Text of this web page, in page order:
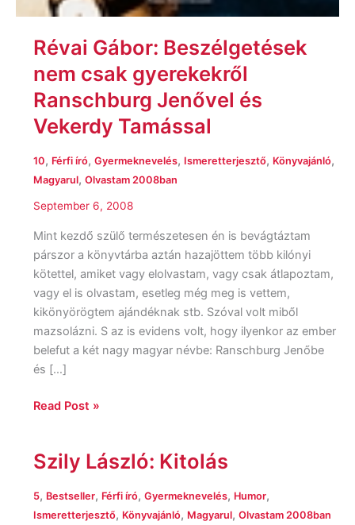
Révai Gábor: Beszélgetések
nem csak gyerekekről
Ranschburg Jenővel és
Vekerdy Tamással
10, Férfi író, Gyermeknevelés, Ismeretterjesztő, Könyvajánló,
Magyarul, Olvastam 2008ban
September 6, 2008
Mint kezdő szülő természetesen én is bevágtáztam
párszor a könyvtárba aztán hazajöttem több kilónyi
kötettel, amiket vagy elolvastam, vagy csak átlapoztam,
vagy el is olvastam, esetleg még meg is vettem,
kikönyörögtem ajándéknak stb. Szóval volt miből
mazsolázni. S az is evidens volt, hogy ilyenkor az ember
belefut a két nagy magyar névbe: Ranschburg Jenőbe
és […]
Read Post »
Szily László: Kitolás
5, Bestseller, Férfi író, Gyermeknevelés, Humor,
Ismeretterjesztő, Könyvajánló, Magyarul, Olvastam 2008ban
Szily
László:
Kitolás